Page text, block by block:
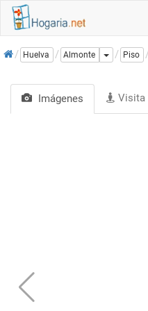
InicioHuelva Almonte Dropdown
Piso
Imágenes Visita